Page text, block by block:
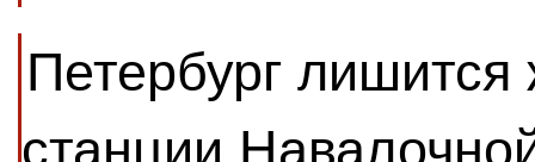
Петербург
станции